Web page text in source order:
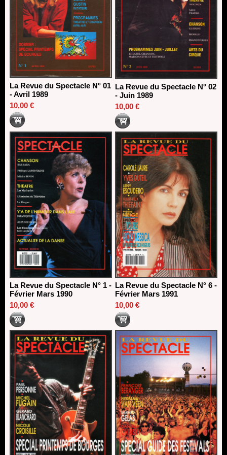
La Revue du Spectacle N° 01
- Avril 1989
10,00 €
La Revue du Spectacle N° 02
- Juin 1989
10,00 €
La Revue du Spectacle N° 1 -
Février Mars 1990
10,00 €
La Revue du Spectacle N° 6 -
Février Mars 1991
10,00 €